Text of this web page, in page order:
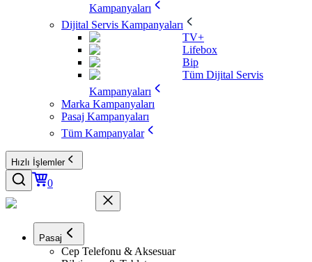
Kampanyaları
Dijital Servis Kampanyaları
TV+
Lifebox
Bip
Tüm Dijital Servis
Kampanyaları
Marka Kampanyaları
Pasaj Kampanyaları
Tüm Kampanyalar
Hızlı İşlemler
0
Pasaj
Cep Telefonu & Aksesuar